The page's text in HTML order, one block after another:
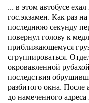
... в этом автобусе
гос.экзамен. Как раз
последнюю секунду
повернул голову к
приближающемуся
сгруппироваться.
окровавленной
последствия
разбитого окна. После
до намеченного